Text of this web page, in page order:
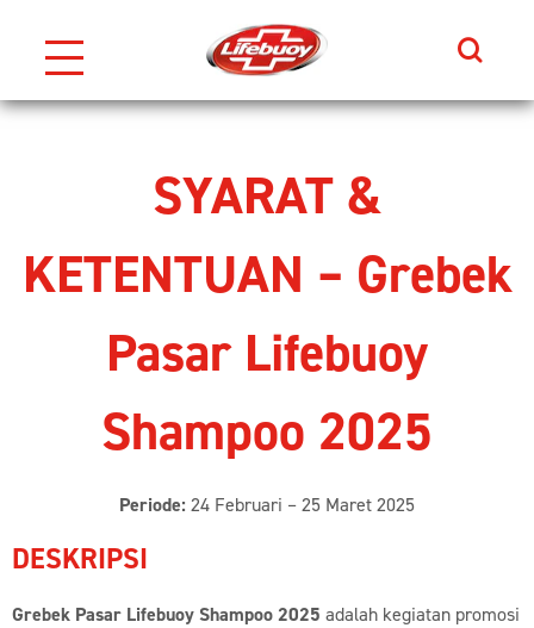
Skip to content
Search
SYARAT &
KETENTUAN – Grebek
Pasar Lifebuoy
Shampoo 2025
Periode: 24 Februari – 25 Maret 2025
DESKRIPSI
Grebek Pasar Lifebuoy Shampoo 2025 adalah kegiatan promosi